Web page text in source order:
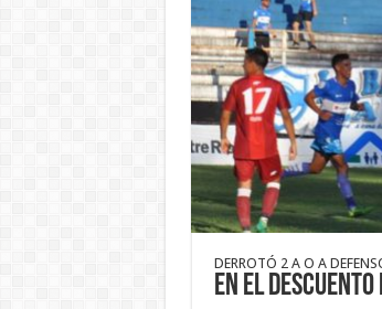
DERROTÓ 2 A O A
En el